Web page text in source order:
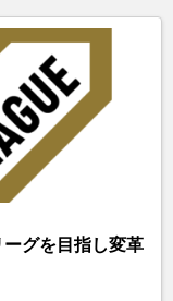
ーグを目指し変革